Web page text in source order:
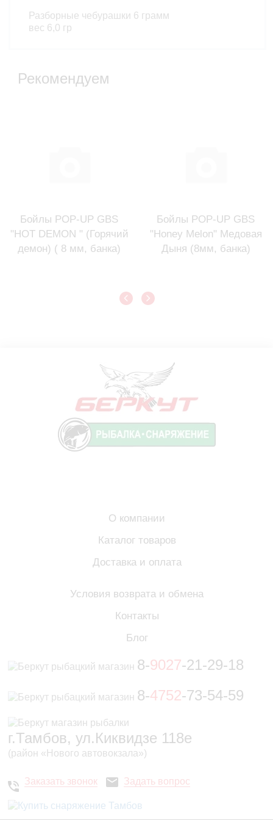
Разборные чебурашки 6 грамм
вес 6,0 гр
Рекомендуем
Бойлы POP-UP GBS
"HOT DEMON " (Горячий
демон) ( 8 мм, банка)
Бойлы POP-UP GBS
"Honey Melon" Медовая
Дыня (8мм, банка)
О компании
Каталог товаров
Доставка и оплата
Условия возврата и обмена
Контакты
Блог
8-9027-21-29-18
8-4752-73-54-59
г.Тамбов, ул.Киквидзе 118е
(район «Нового автовокзала»)
Заказать звонок Задать вопрос